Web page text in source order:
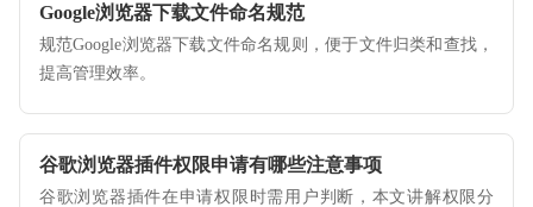
Google浏览器下载文件命名规范
规范Google浏览器下载文件命名规则，便于文件归类和查找，
提高管理效率。
谷歌浏览器插件权限申请有哪些注意事项
谷歌浏览器插件在申请权限时需用户判断，本文讲解权限分